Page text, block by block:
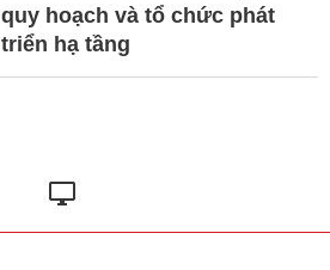
quy hoạch và tổ chức phát
triển hạ tầng